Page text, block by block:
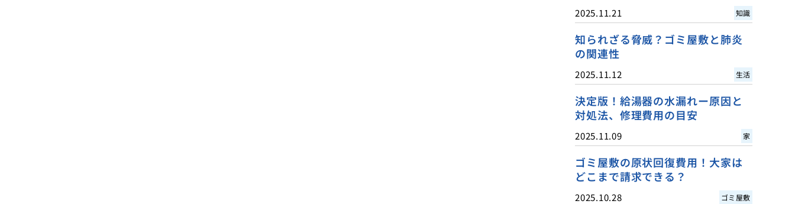
2025.11.21 知識
知られざる脅威？ゴミ屋敷と肺炎
の関連性
2025.11.12 生活
決定版！給湯器の水漏れー原因と
対処法、修理費用の目安
2025.11.09 家
ゴミ屋敷の原状回復費用！大家は
どこまで請求できる？
2025.10.28 ゴミ屋敷